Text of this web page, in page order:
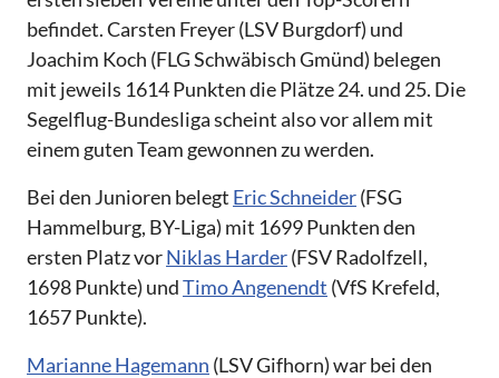
befindet. Carsten Freyer (LSV Burgdorf) und
Joachim Koch (FLG Schwäbisch Gmünd) belegen
mit jeweils 1614 Punkten die Plätze 24. und 25. Die
Segelflug-Bundesliga scheint also vor allem mit
einem guten Team gewonnen zu werden.
Bei den Junioren belegt Eric Schneider(FSG
Hammelburg, BY-Liga) mit 1699 Punkten den
ersten Platz vorNiklas Harder(FSV Radolfzell,
1698 Punkte) undTimo Angenendt (VfS Krefeld,
1657 Punkte).
Marianne Hagemann (LSV Gifhorn) war bei den